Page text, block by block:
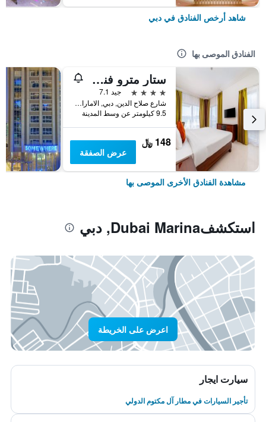
شاهد أرخص الفنادق في دبي
الفنادق الموصى بها
ستار مترو فندق ديرة دبي
4 نجوم
جيد 7.1
شارع صلاح الدين, دبي, الامارات العربية المتحدة
9.5 كيلومتر عن وسط المدينة
148 ﷼
عرض الصفقة
مشاهدة الفنادق الأخرى الموصى بها
استكشفDubai Marina, دبي
اعرض على الخريطة
سيارت ايجار
تأجير السيارات في مطار آل مكتوم الدولي